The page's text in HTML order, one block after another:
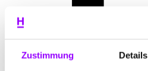
Zustimmung Details